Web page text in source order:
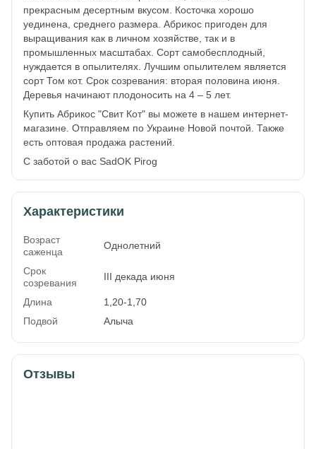
прекрасным десертным вкусом. Косточка хорошо
уединена, среднего размера. Абрикос пригоден для
выращивания как в личном хозяйстве, так и в
промышленных масштабах. Сорт самобесплодный,
нуждается в опылителях. Лучшим опылителем является
сорт Том кот. Срок созревания: вторая половина июня.
Деревья начинают плодоносить на 4 – 5 лет.
Купить Абрикос "Свит Кот" вы можете в нашем интернет-
магазине. Отправляем по Украине Новой почтой. Также
есть оптовая продажа растений.
С заботой о вас SadOK Pirog
Характеристики
Возраст
саженца
Однолетний
Срок
созревания
ІІІ декада июня
Длина
1,20-1,70
Подвой
Алыча
Отзывы